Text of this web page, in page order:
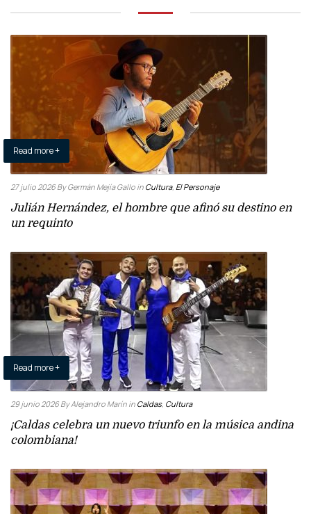
Read more +
27 julio 2026 By Germán Mejía Gallo in Cultura, El Personaje
Julián Hernández, el hombre que afinó su destino en
un requinto
Read more +
29 junio 2026 By Alejandro Marín in Caldas, Cultura
¡Caldas celebra un nuevo triunfo en la música andina
colombiana!